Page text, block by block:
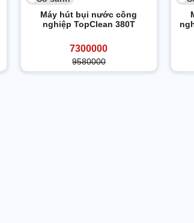
Máy hút bụi nước công
nghiệp TopClean 380T
7300000
9580000